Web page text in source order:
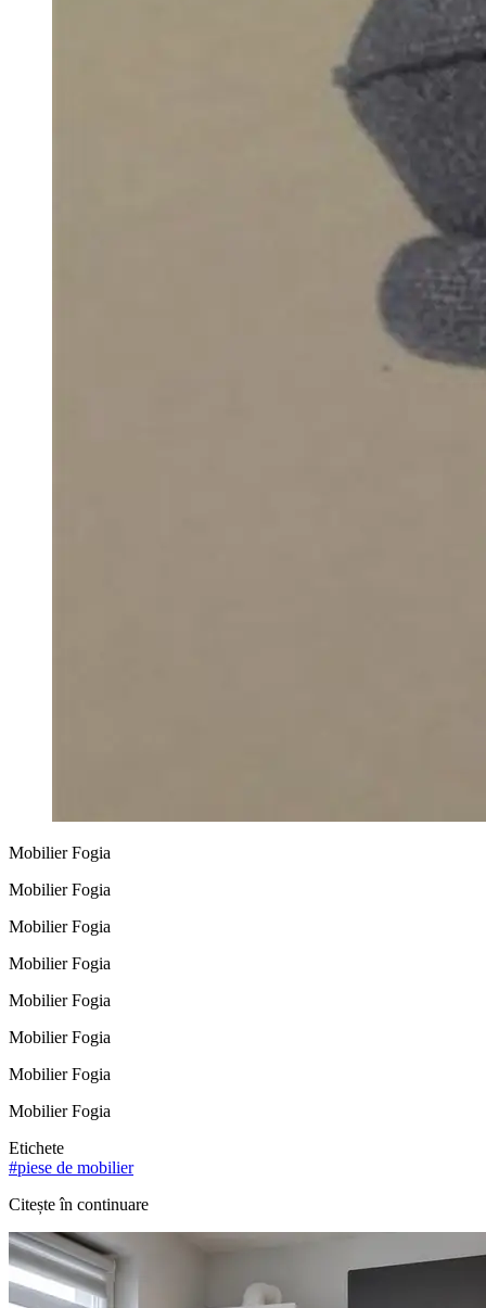
Mobilier Fogia
Mobilier Fogia
Mobilier Fogia
Mobilier Fogia
Mobilier Fogia
Mobilier Fogia
Mobilier Fogia
Mobilier Fogia
Etichete
#piese de mobilier
Citește în continuare